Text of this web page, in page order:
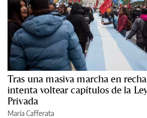
Tras una masiva marcha en
intenta voltear capítulos de la
Privada
María Cafferata